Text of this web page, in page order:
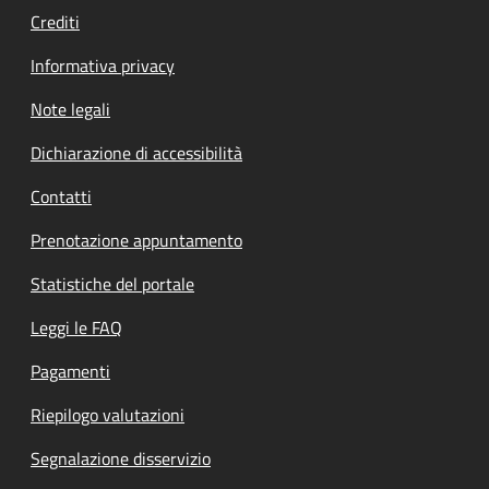
Crediti
Informativa privacy
Note legali
Dichiarazione di accessibilità
Contatti
Prenotazione appuntamento
Statistiche del portale
Leggi le FAQ
Pagamenti
Riepilogo valutazioni
Segnalazione disservizio